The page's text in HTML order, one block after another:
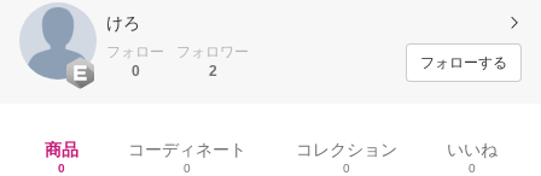
けろ
フォロー
0
フォロワー
2
フォローする
商品
0
コーディネート
0
コレクション
0
いいね
0